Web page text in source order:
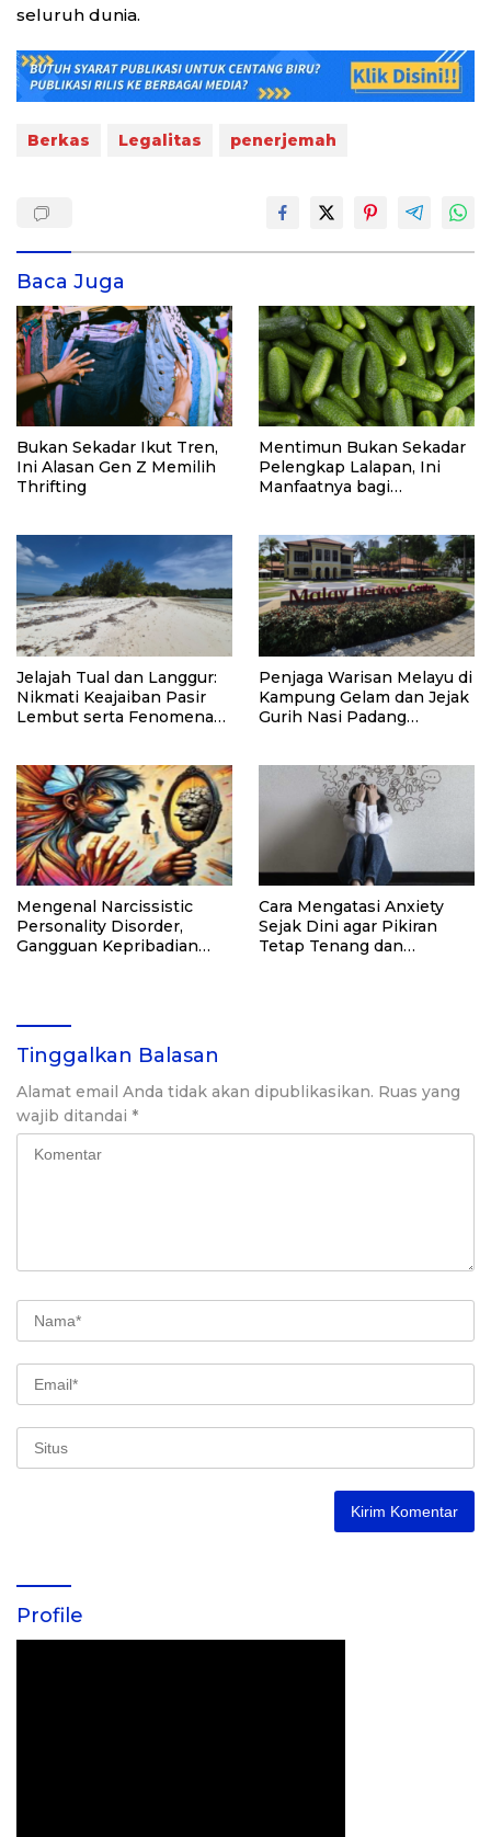
seluruh dunia.
Berkas Legalitas penerjemah
Baca Juga
Bukan Sekadar Ikut Tren,
Ini Alasan Gen Z Memilih
Thrifting
Mentimun Bukan Sekadar
Pelengkap Lalapan, Ini
Manfaatnya bagi
Jelajah Tual dan Langgur:
Nikmati Keajaiban Pasir
Lembut serta Fenomena
Penjaga Warisan Melayu di
Kampung Gelam dan Jejak
Gurih Nasi Padang
Mengenal Narcissistic
Personality Disorder,
Gangguan Kepribadian
Cara Mengatasi Anxiety
Sejak Dini agar Pikiran
Tetap Tenang dan
Tinggalkan Balasan
Alamat email Anda tidak akan dipublikasikan. Ruas yang
wajib ditandai *
Profile